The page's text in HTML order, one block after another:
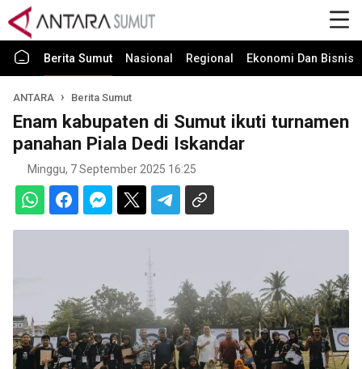
Berita Sumut Nasional Regional Ekonomi Dan Bisnis
ANTARA Berita Sumut
Enam kabupaten di Sumut ikuti turnamen
panahan Piala Dedi Iskandar
Minggu, 7 September 2025 16:25